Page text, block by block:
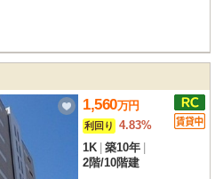
月1980年1月、安定した構造- 岸和田市
1,560万円
利回り
4.83%
1K 築10年
2階/10階建